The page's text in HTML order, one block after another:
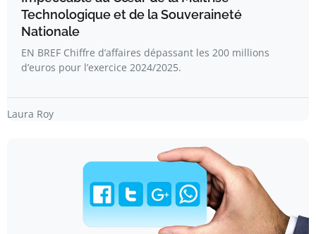
Technologique et de la Souveraineté
Nationale
EN BREF Chiffre d’affaires dépassant les 200 millions
d’euros pour l’exercice 2024/2025.
Laura Roy